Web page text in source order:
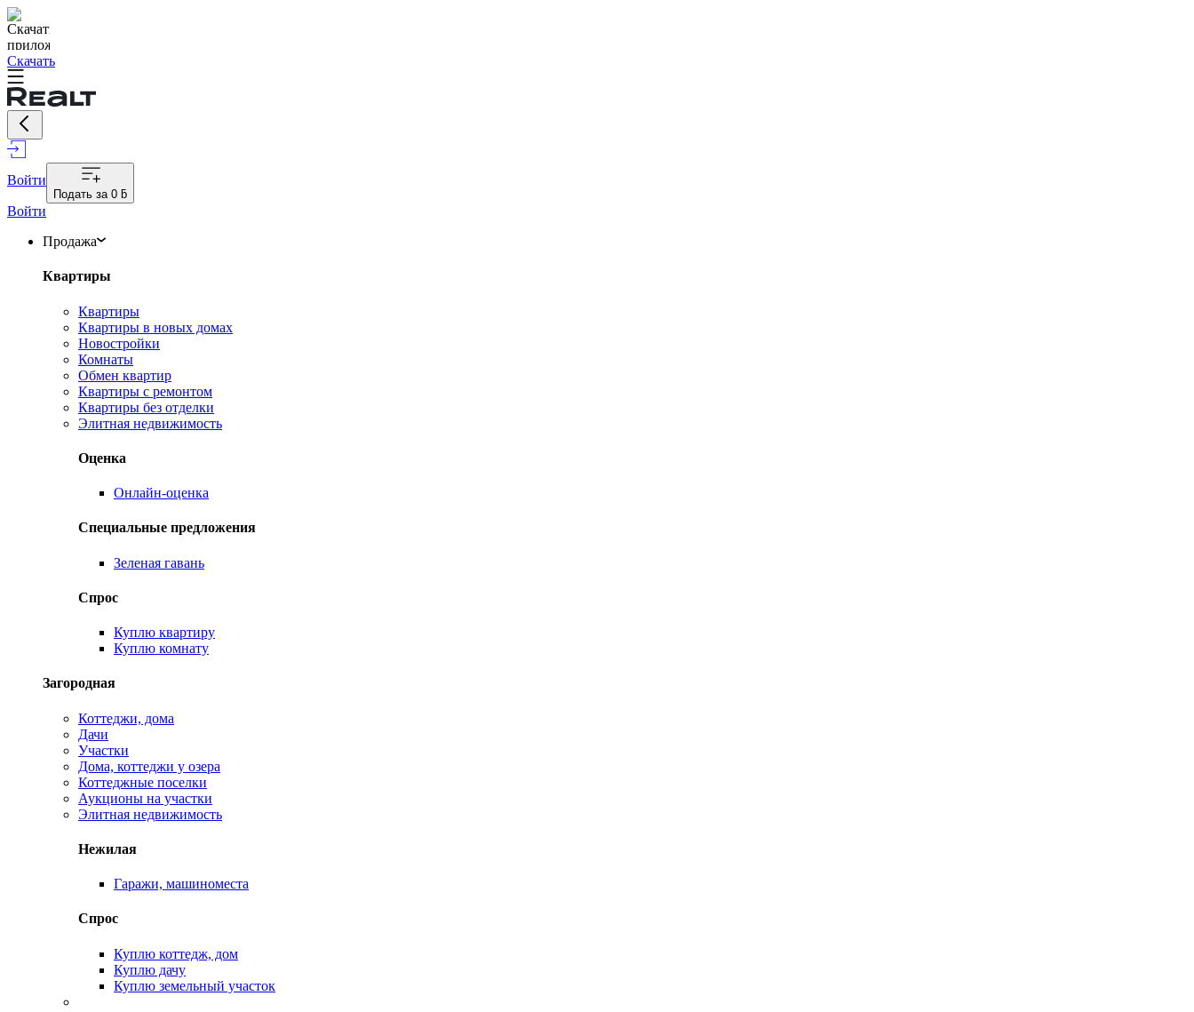
Скачать
Войти
Подать за 0 ƃ
Войти
Продажа
Квартиры
Квартиры
Квартиры в новых домах
Новостройки
Комнаты
Обмен квартир
Квартиры с ремонтом
Квартиры без отделки
Элитная недвижимость
Оценка
Онлайн-оценка
Специальные предложения
Зеленая гавань
Спрос
Куплю квартиру
Куплю комнату
Загородная
Коттеджи, дома
Дачи
Участки
Дома, коттеджи у озера
Коттеджные поселки
Аукционы на участки
Элитная недвижимость
Нежилая
Гаражи, машиноместа
Спрос
Куплю коттедж, дом
Куплю дачу
Куплю земельный участок